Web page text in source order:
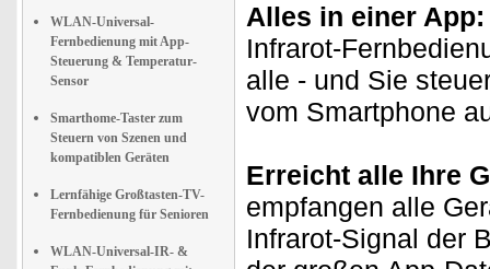
WLAN-Universal-
Fernbedienung mit App-
Steuerung & Temperatur-
Sensor
Smarthome-Taster zum
Steuern von Szenen und
kompatiblen Geräten
Lernfähige Großtasten-TV-
Fernbedienung für Senioren
WLAN-Universal-IR- &
Alles in einer App:
Infrarot-
alle - und Sie
vom Smartphone
Erreicht alle Ihre
empfangen alle
Infrarot-Signal der